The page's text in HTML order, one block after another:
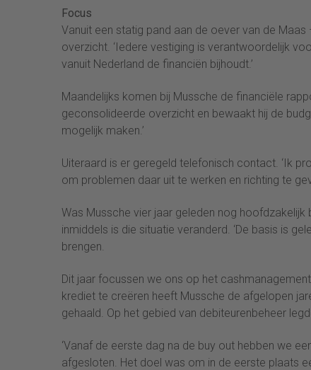
Focus
Vanuit een statig pand aan de oever van de
overzicht. ‘Iedere vestiging is verantwoordelijk
vanuit Nederland de financiën bijhoudt.’
Maandelijks komen bij Mussche de financiële
geconsolideerde overzicht en bewaakt hij de
mogelijk maken.’
Uiteraard is er geregeld telefonisch contact. ‘Ik
om problemen daar uit te werken en richting te
Was Mussche vier jaar geleden nog hoofdzakelijk
inmiddels is die situatie veranderd. ‘De basis is
brengen.
Dit jaar focussen we ons op het
krediet te creëren heeft Mussche de afgelopen
gehaald. Op het gebied van debiteurenbeheer
‘Vanaf de eerste dag na de buy out hebben we
afgesloten. Het doel was om in de eerste plaats